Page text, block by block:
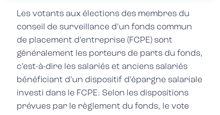
Les votants aux élections des membres du
conseil de surveillance d’un fonds commun
de placement d’entreprise (FCPE) sont
généralement les porteurs de parts du fonds,
c’est-à-dire les salariés et anciens salariés
bénéficiant d’un dispositif d’épargne salariale
investi dans le FCPE. Selon les dispositions
prévues par le règlement du fonds, le vote